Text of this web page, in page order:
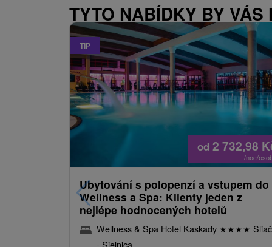
TYTO NABÍDKY BY VÁS
TIP
od 2 732,98
/noc/
Ubytování s polopenzí a vstupem do
Wellness a Spa: Klienty jeden z
nejlépe hodnocených hotelů
Wellness & Spa Hotel Kaskady ★★★★ Sliač
- Sielnica